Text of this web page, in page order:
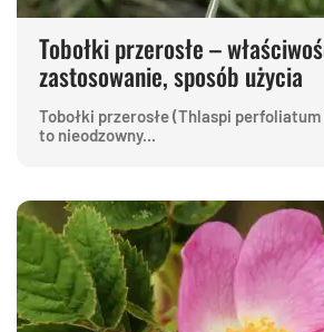
Tobołki przerosłe –
zastosowanie, sposób użycia
Tobołki przerosłe (Thlaspi
to nieodzowny...